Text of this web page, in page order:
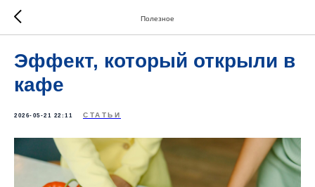
Полезное
Эффект, который открыли в
кафе
2026-05-21 22:11 СТАТЬИ